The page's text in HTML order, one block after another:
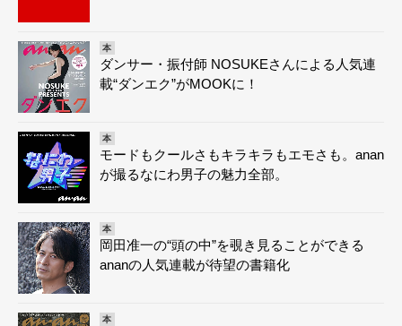
本
ダンサー・振付師 NOSUKEさんによる人気連
載“ダンエク”がMOOKに！
本
モードもクールさもキラキラもエモさも。anan
が撮るなにわ男子の魅力全部。
本
岡田准一の“頭の中”を覗き見ることができる
ananの人気連載が待望の書籍化
本